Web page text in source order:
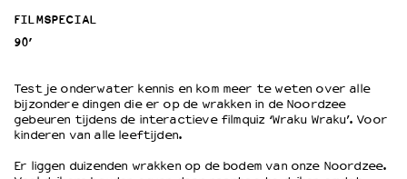
EDUCATIE
Schoolvoorstellingen
FILMSPECIAL
90’
Test je onderwater kennis en kom meer te weten over alle
bijzondere dingen die er op de wrakken in de Noordzee
gebeuren tijdens de interactieve filmquiz ‘Wraku Wraku’. Voor
kinderen van alle leeftijden.
Er liggen duizenden wrakken op de bodem van onze Noordzee.